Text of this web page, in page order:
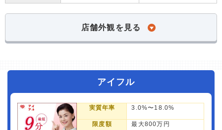
店舗外観を見る
アイフル
実質年率 3.0%〜18.0%
限度額 最大800万円